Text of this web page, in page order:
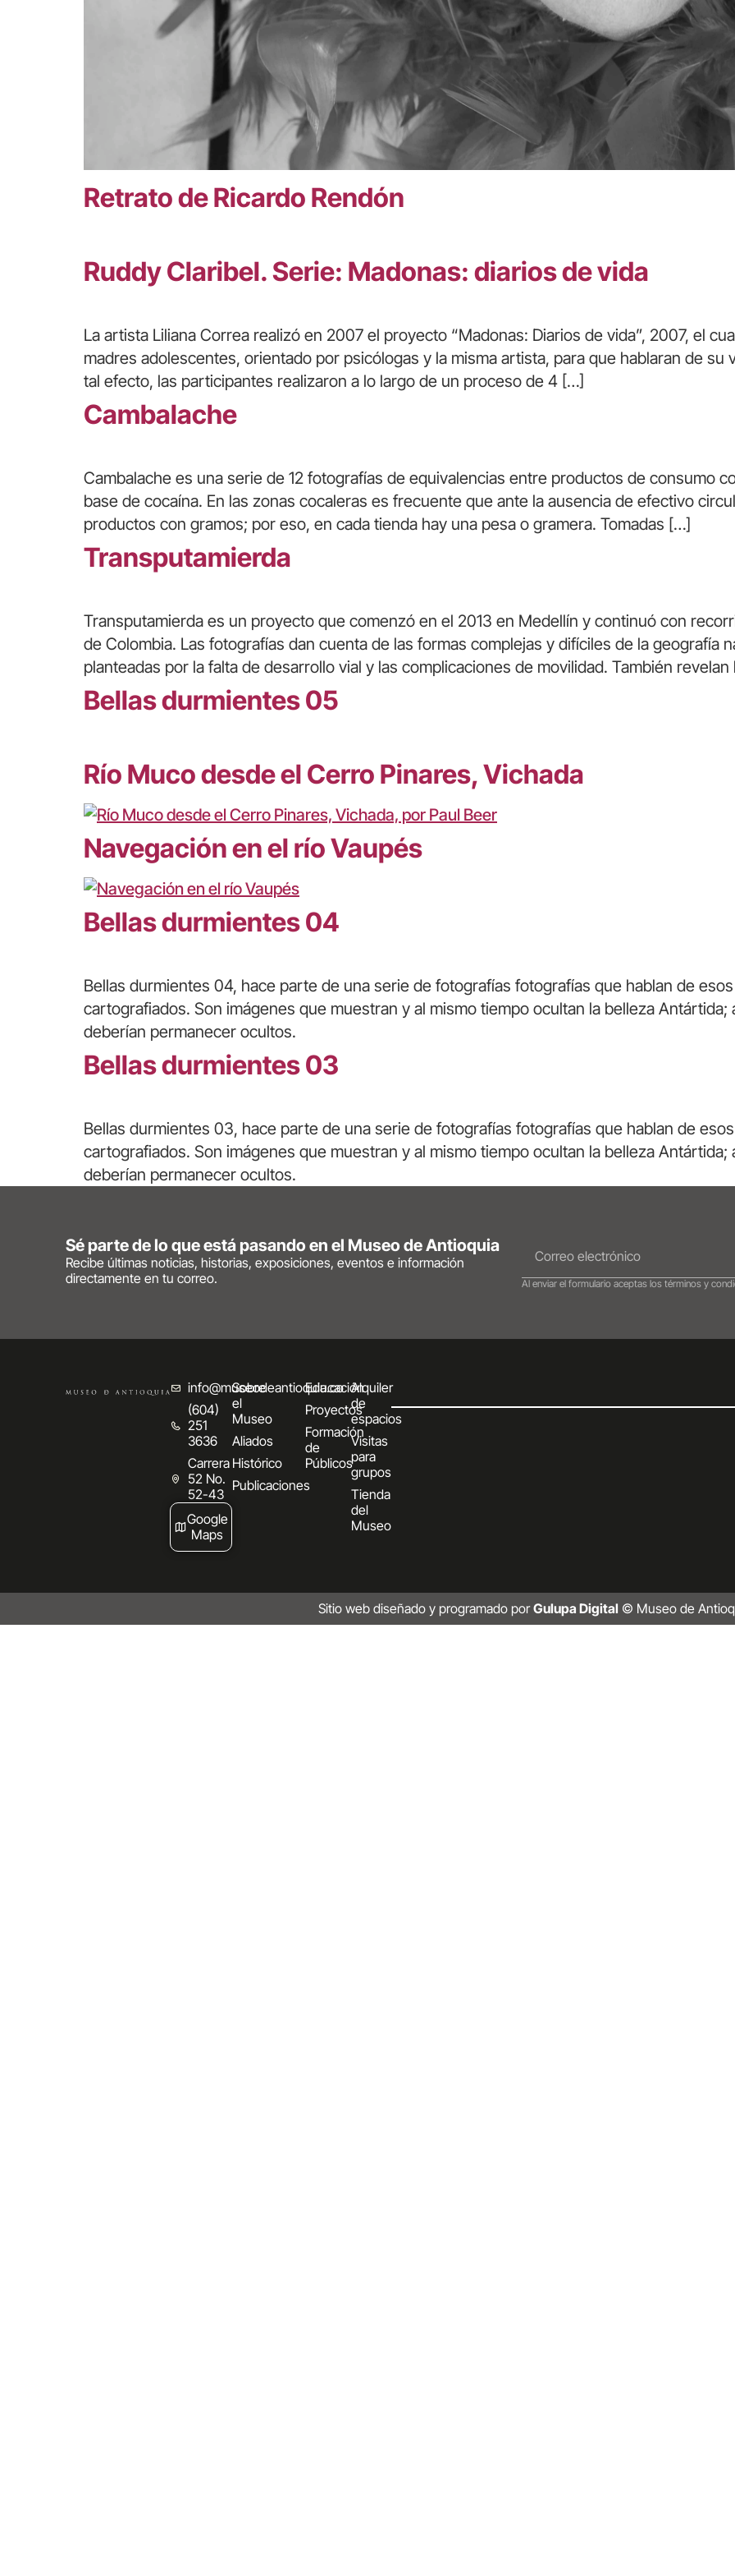
Retrato de Ricardo Rendón
Ruddy Claribel. Serie: Madonas: diarios de vida
La artista Liliana Correa realizó en 2007 el proyecto “Madonas: Diarios de vida”, 2007, el
madres adolescentes, orientado por psicólogas y la misma artista, para que hablaran de su
tal efecto, las participantes realizaron a lo largo de un proceso de 4 […]
Cambalache
Cambalache es una serie de 12 fotografías de equivalencias entre productos de consumo
base de cocaína. En las zonas cocaleras es frecuente que ante la ausencia de efectivo
productos con gramos; por eso, en cada tienda hay una pesa o gramera. Tomadas […]
Transputamierda
Transputamierda es un proyecto que comenzó en el 2013 en Medellín y continuó con
de Colombia. Las fotografías dan cuenta de las formas complejas y difíciles de la geografía
planteadas por la falta de desarrollo vial y las complicaciones de movilidad. También
Bellas durmientes 05
Río Muco desde el Cerro Pinares, Vichada
Navegación en el río Vaupés
Bellas durmientes 04
Bellas durmientes 04, hace parte de una serie de fotografías fotografías que hablan de
cartografiados. Son imágenes que muestran y al mismo tiempo ocultan la belleza
deberían permanecer ocultos.
Bellas durmientes 03
Bellas durmientes 03, hace parte de una serie de fotografías fotografías que hablan de
cartografiados. Son imágenes que muestran y al mismo tiempo ocultan la belleza
deberían permanecer ocultos.
Sé parte de lo que está pasando en el Museo de Antioquia
Recibe últimas noticias, historias, exposiciones, eventos e información
directamente en tu correo.
Al enviar el formulario aceptas los términos y
info@museodeantioquia.co
(604)
251
3636
Carrera
52 No.
52-43
Google
Maps
Sobre
el
Museo
Aliados
Histórico
Publicaciones
Educación
Proyectos
Formación
de
Públicos
Alquiler
de
espacios
Visitas
para
grupos
Tienda
del
Museo
Sitio web diseñado y programado porGulupa Digital © Museo de